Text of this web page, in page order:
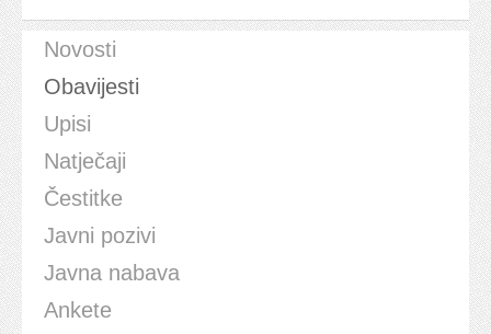
Novosti
Obavijesti
Upisi
Natječaji
Čestitke
Javni pozivi
Javna nabava
Ankete